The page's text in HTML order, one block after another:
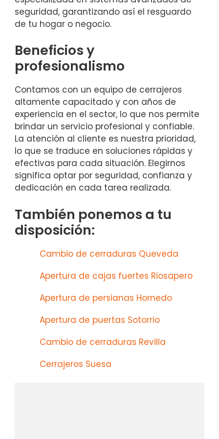
seguridad, garantizando así el resguardo
de tu hogar o negocio.
Beneficios y
profesionalismo
Contamos con un equipo de cerrajeros
altamente capacitado y con años de
experiencia en el sector, lo que nos permite
brindar un servicio profesional y confiable.
La atención al cliente es nuestra prioridad,
lo que se traduce en soluciones rápidas y
efectivas para cada situación. Elegirnos
significa optar por seguridad, confianza y
dedicación en cada tarea realizada.
También ponemos a tu
disposición:
Cambio de cerraduras Queveda
Apertura de cajas fuertes Riosapero
Apertura de persianas Hornedo
Apertura de puertas Sotorrio
Cambio de cerraduras Revilla
Cerrajeros Suesa